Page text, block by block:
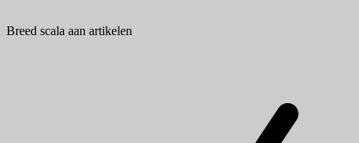
Breed scala aan artikelen